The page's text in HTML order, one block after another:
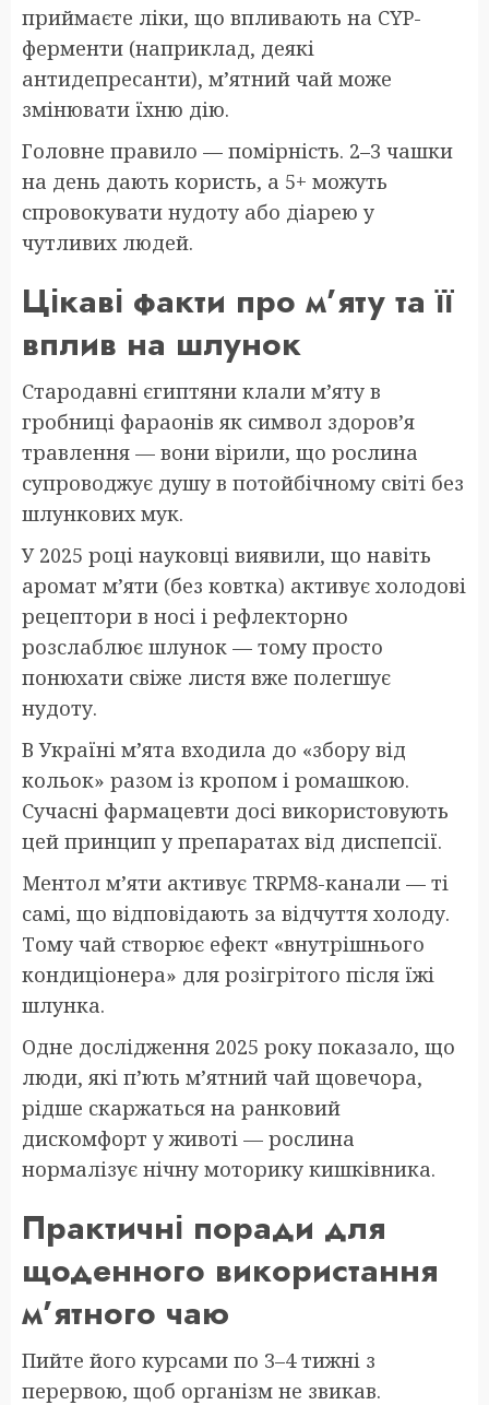
приймаєте ліки, що впливають на CYP-
ферменти (наприклад, деякі
антидепресанти), м’ятний чай може
змінювати їхню дію.
Головне правило — помірність. 2–3 чашки
на день дають користь, а 5+ можуть
спровокувати нудоту або діарею у
чутливих людей.
Цікаві факти про м’яту та її
вплив на шлунок
Стародавні єгиптяни клали м’яту в
гробниці фараонів як символ здоров’я
травлення — вони вірили, що рослина
супроводжує душу в потойбічному світі без
шлункових мук.
У 2025 році науковці виявили, що навіть
аромат м’яти (без ковтка) активує холодові
рецептори в носі і рефлекторно
розслаблює шлунок — тому просто
понюхати свіже листя вже полегшує
нудоту.
В Україні м’ята входила до «збору від
кольок» разом із кропом і ромашкою.
Сучасні фармацевти досі використовують
цей принцип у препаратах від диспепсії.
Ментол м’яти активує TRPM8-канали — ті
самі, що відповідають за відчуття холоду.
Тому чай створює ефект «внутрішнього
кондиціонера» для розігрітого після їжі
шлунка.
Одне дослідження 2025 року показало, що
люди, які п’ють м’ятний чай щовечора,
рідше скаржаться на ранковий
дискомфорт у животі — рослина
нормалізує нічну моторику кишківника.
Практичні поради для
щоденного використання
м’ятного чаю
Пийте його курсами по 3–4 тижні з
перервою, щоб організм не звикав.